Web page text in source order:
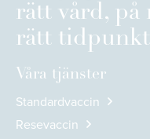
rätt vård,
rätt
Våra tjänster
Standardvaccin
Resevaccin